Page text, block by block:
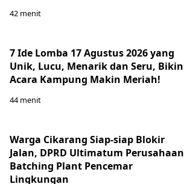
42 menit
7 Ide Lomba 17 Agustus 2026 yang
Unik, Lucu, Menarik dan Seru, Bikin
Acara Kampung Makin Meriah!
44 menit
Warga Cikarang Siap-siap Blokir
Jalan, DPRD Ultimatum Perusahaan
Batching Plant Pencemar
Lingkungan